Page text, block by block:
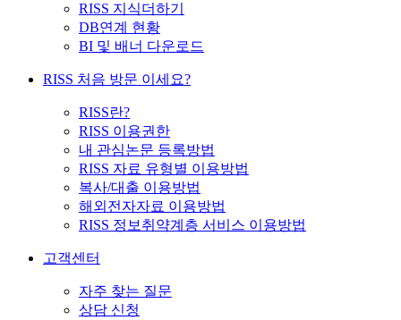
RISS 지식더하기
DB연계 현황
BI 및 배너 다운로드
RISS 처음 방문 이세요?
RISS란?
RISS 이용권한
내 관심논문 등록방법
RISS 자료 유형별 이용방법
복사/대출 이용방법
해외전자자료 이용방법
RISS 정보취약계층 서비스 이용방법
고객센터
자주 찾는 질문
상담 신청